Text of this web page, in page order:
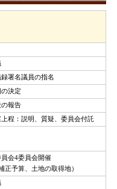
録署名議員の指名
の決定
の報告
上程：説明、質疑、委員会付託
会4委員会開催
正予算、土地の取得地）